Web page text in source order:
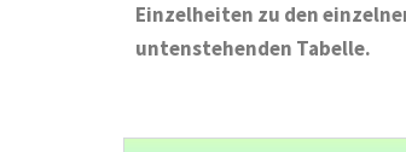
Einzelheiten zu den
untenstehenden Tabelle.